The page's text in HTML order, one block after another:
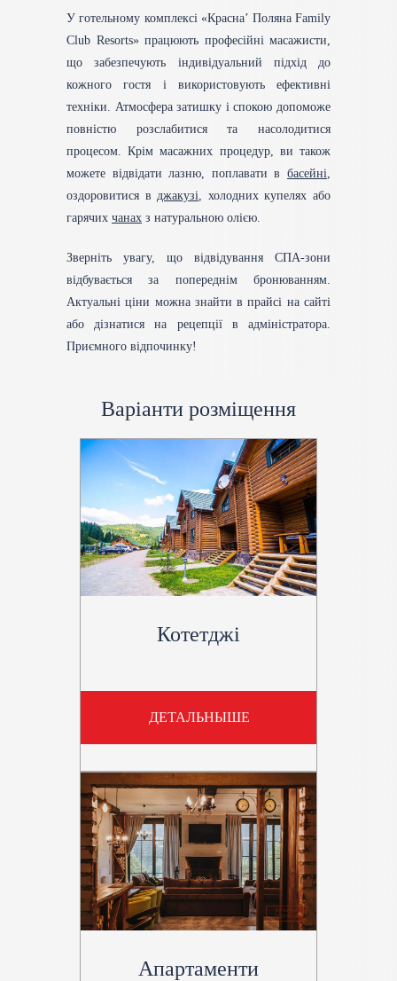
У готельному комплексі «Красна’ Поляна Family
Club Resorts» працюють професійні масажисти,
що забезпечують індивідуальний підхід до
кожного гостя і використовують ефективні
техніки. Атмосфера затишку і спокою допоможе
повністю розслабитися та насолодитися
процесом. Крім масажних процедур, ви також
можете відвідати лазню, поплавати в басейні,
оздоровитися вджакузі, холодних купелях або
гарячих чанах з натуральною олією.
Зверніть увагу, що відвідування СПА-зони
відбувається за попереднім бронюванням.
Актуальні ціни можна знайти в прайсі на сайті
або дізнатися на рецепції в адміністратора.
Приємного відпочинку!
Варіанти розміщення
Котетджі
ДЕТАЛЬНЫШЕ
Апартаменти